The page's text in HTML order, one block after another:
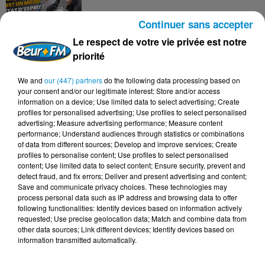
[Happy Beur] Cheb Momo - Oxygène
(live)
[Happy Beur] Cheb Momo - Ndamt 3lik
(live)
[Happy Beur] Cheb Momo, figure
emblématique de la nouvelle scène
Raï !
Le respect de votre vie privée est notre
priorité
We and our (447) partnersdo the following data processing based on
your consent and/or our legitimate interest: Store and/or access
information on a device; Use limited data to select advertising; Create
profiles for personalised advertising; Use profiles to select personalised
advertising; Measure advertising performance; Measure content
performance; Understand audiences through statistics or combinations
of data from different sources; Develop and improve services; Create
profiles to personalise content; Use profiles to select personalised
content; Use limited data to select content; Ensure security, prevent and
detect fraud, and fix errors; Deliver and present advertising and content;
Save and communicate privacy choices. These technologies may
process personal data such as IP address and browsing data to offer
following functionalities: Identify devices based on information actively
requested; Use precise geolocation data; Match and combine data from
other data sources; Link different devices; Identify devices based on
information transmitted automatically.
Continuer sans accepter